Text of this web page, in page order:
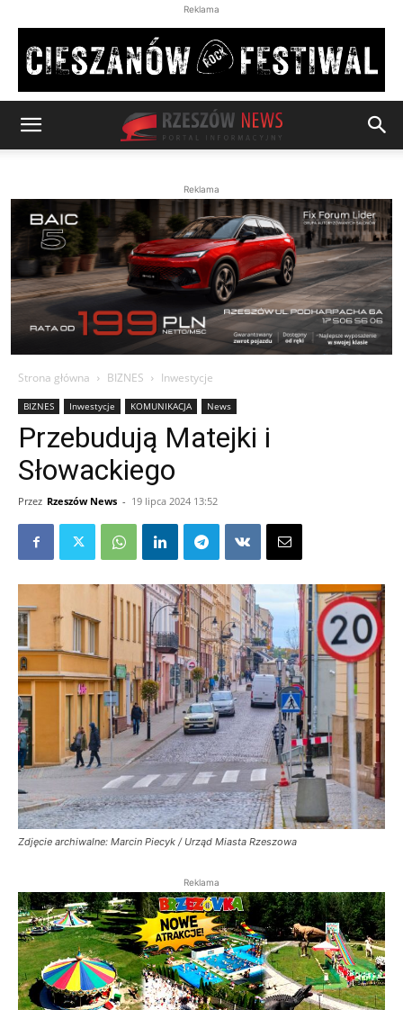
Reklama
Reklama
Strona główna BIZNES Inwestycje
BIZNES Inwestycje KOMUNIKACJA News
Przebudują Matejki i
Słowackiego
Przez Rzeszów News - 19 lipca 2024 13:52
Zdjęcie archiwalne: Marcin Piecyk / Urząd Miasta Rzeszowa
Reklama